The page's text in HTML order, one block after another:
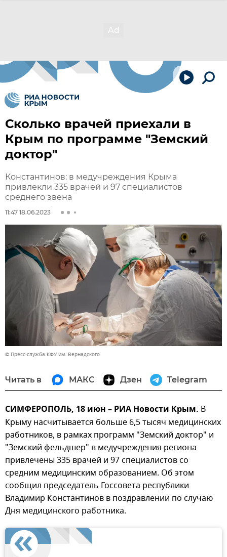
Сколько врачей приехали в
Крым по программе "Земский
доктор"
Константинов: в медучреждения Крыма
привлекли 335 врачей и 97 специалистов
среднего звена
11:47 18.06.2023
© Пресс-служба КФУ им. Вернадского
Читать в МАКС Дзен Telegram
СИМФЕРОПОЛЬ, 18 июн – РИА Новости Крым. В
Крыму насчитывается больше 6,5 тысяч медицинских
работников, в рамках программ "Земский доктор" и
"Земский фельдшер" в медучреждения региона
привлечены 335 врачей и 97 специалистов со
средним медицинским образованием. Об этом
сообщил председатель Госсовета республики
Владимир Константинов в поздравлении по случаю
Дня медицинского работника.